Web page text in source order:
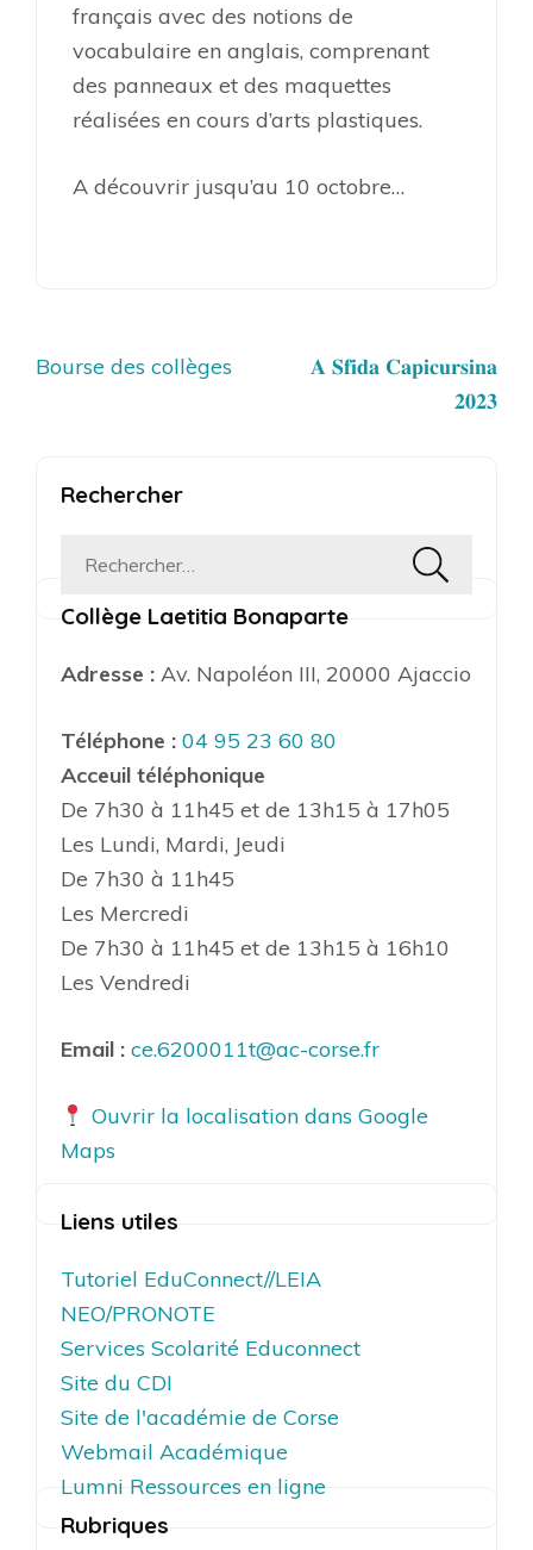
français avec des notions de
vocabulaire en anglais, comprenant
des panneaux et des maquettes
réalisées en cours d’arts plastiques.
A découvrir jusqu’au 10 octobre…
Navigation
Bourse des collèges
𝐀 𝐒𝐟𝐢𝐝𝐚 𝐂𝐚𝐩𝐢𝐜𝐮𝐫𝐬𝐢𝐧𝐚
𝟐𝟎𝟐𝟑
Rechercher
Rechercher :
Collège Laetitia Bonaparte
Adresse : Av. Napoléon III, 20000 Ajaccio
Téléphone : 04 95 23 60 80
Acceuil téléphonique
De 7h30 à 11h45 et de 13h15 à 17h05
Les Lundi, Mardi, Jeudi
De 7h30 à 11h45
Les Mercredi
De 7h30 à 11h45 et de 13h15 à 16h10
Les Vendredi
Email : ce.6200011t@ac-corse.fr
Ouvrir la localisation dans Google
Maps
Liens utiles
Tutoriel EduConnect//LEIA
NEO/PRONOTE
Services Scolarité Educonnect
Site du CDI
Site de l'académie de Corse
Webmail Académique
Lumni Ressources en ligne
Rubriques